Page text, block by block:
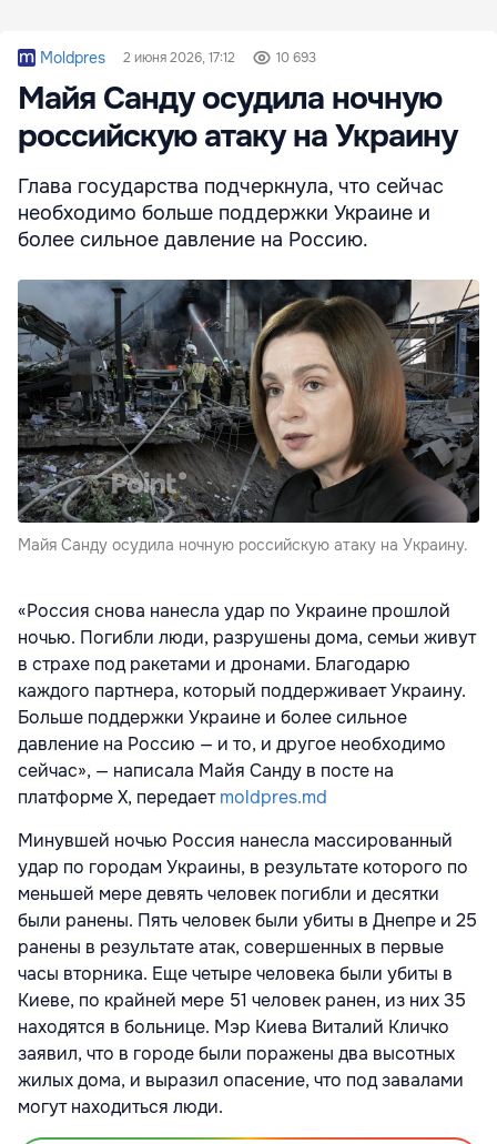
Moldpres 2 июня 2026, 17:12 10 693
Майя Санду осудила ночную
российскую атаку на Украину
Глава государства подчеркнула, что сейчас
необходимо больше поддержки Украине и
более сильное давление на Россию.
Майя Санду осудила ночную российскую атаку на Украину.
«Россия снова нанесла удар по Украине прошлой
ночью. Погибли люди, разрушены дома, семьи живут
в страхе под ракетами и дронами. Благодарю
каждого партнера, который поддерживает Украину.
Больше поддержки Украине и более сильное
давление на Россию — и то, и другое необходимо
сейчас», — написала Майя Санду в посте на
платформе X, передаетmoldpres.md
Минувшей ночью Россия нанесла массированный
удар по городам Украины, в результате которого по
меньшей мере девять человек погибли и десятки
были ранены. Пять человек были убиты в Днепре и 25
ранены в результате атак, совершенных в первые
часы вторника. Еще четыре человека были убиты в
Киеве, по крайней мере 51 человек ранен, из них 35
находятся в больнице. Мэр Киева Виталий Кличко
заявил, что в городе были поражены два высотных
жилых дома, и выразил опасение, что под завалами
могут находиться люди.